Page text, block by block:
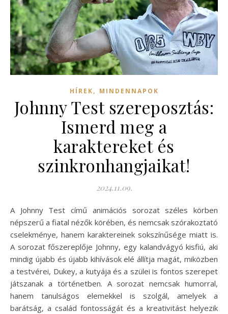
HÍREK, MINDENNAPOK
Johnny Test szereposztás:
Ismerd meg a
karaktereket és
szinkronhangjaikat!
2024.11.09.
A Johnny Test című animációs sorozat széles körben
népszerű a fiatal nézők körében, és nemcsak szórakoztató
cselekménye, hanem karaktereinek sokszínűsége miatt is.
A sorozat főszereplője Johnny, egy kalandvágyó kisfiú, aki
mindig újabb és újabb kihívások elé állítja magát, miközben
a testvérei, Dukey, a kutyája és a szülei is fontos szerepet
játszanak a történetben. A sorozat nemcsak humorral,
hanem tanulságos elemekkel is szolgál, amelyek a
barátság, a család fontosságát és a kreativitást helyezik